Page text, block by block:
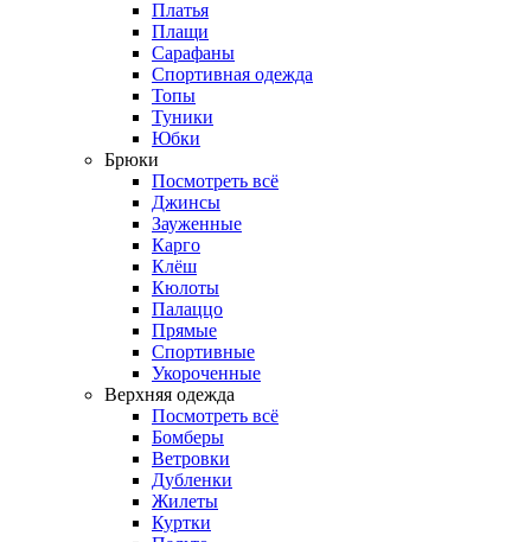
Платья
Плащи
Сарафаны
Спортивная одежда
Топы
Туники
Юбки
Брюки
Посмотреть всё
Джинсы
Зауженные
Карго
Клёш
Кюлоты
Палаццо
Прямые
Спортивные
Укороченные
Верхняя одежда
Посмотреть всё
Бомберы
Ветровки
Дубленки
Жилеты
Куртки